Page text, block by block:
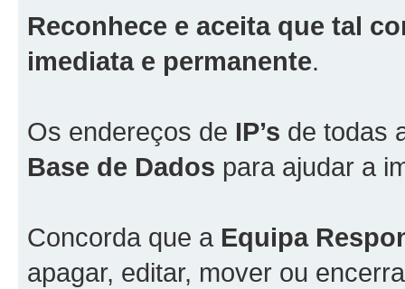
Reconhece e aceita que tal
imediata e permanente.
Os endereços de IP’s de todas
Base de Dados para ajudar a
Concorda que a Equipa
apagar, editar, mover ou